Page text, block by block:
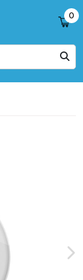
0